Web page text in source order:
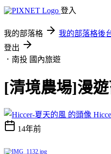
登入
我的部落格 我的部落格後
登出
．南投 國內旅遊
[清境農場]漫
14年前